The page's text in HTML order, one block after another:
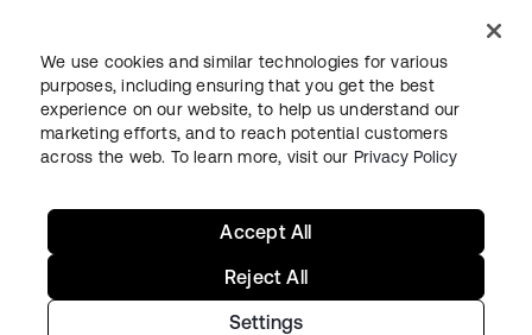
JuridiquePolitique de confidentialité
Conditions d’utilisation du siteSécuritéPlan du site
Paramètres des cookies
We use cookies and similar technologies for various
purposes, including ensuring that you get the best
experience on our website, to help us understand our
marketing efforts, and to reach potential customers
across the web. To learn more, visit our Privacy Policy
Settings
Reject All
Accept All